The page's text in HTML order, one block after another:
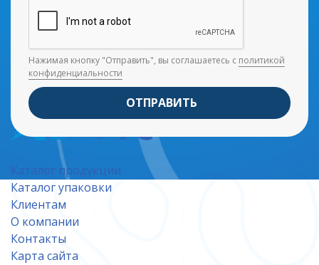
Нажимая кнопку "Отправить", вы соглашаетесь с политикой
конфиденциальности
ОТПРАВИТЬ
Каталог продукции
Каталог упаковки
Клиентам
О компании
Контакты
Карта сайта